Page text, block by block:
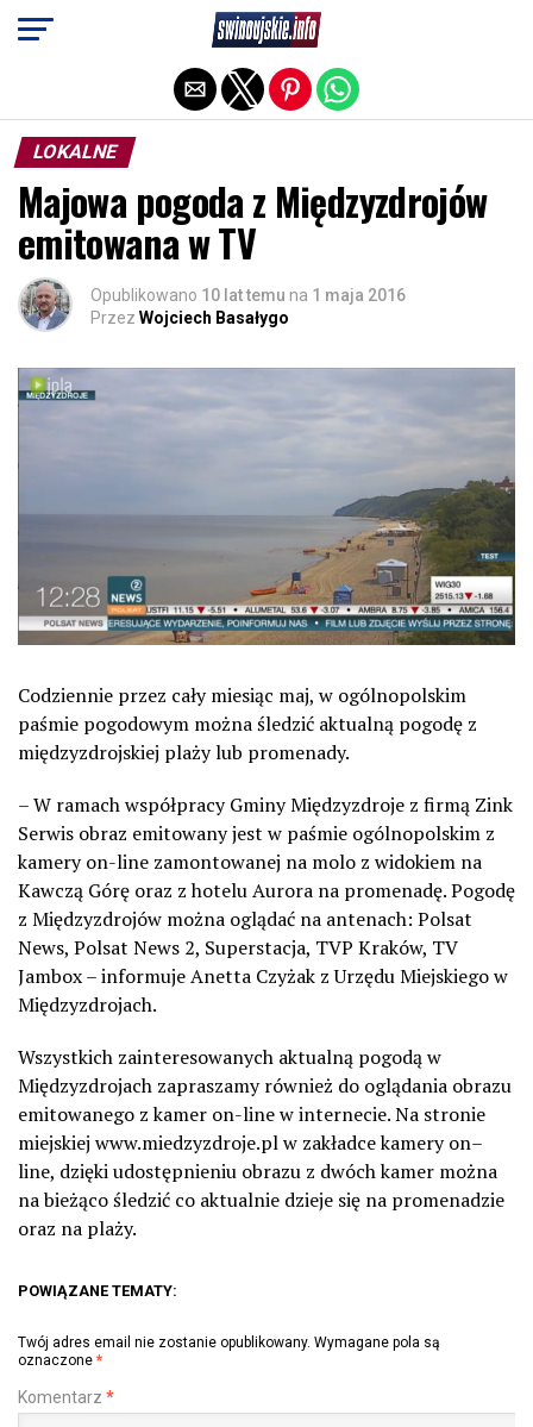
LOKALNE
Majowa pogoda z Międzyzdrojów
emitowana w TV
Opublikowano 10 lat temu na 1 maja 2016
Przez Wojciech Basałygo
Codziennie przez cały miesiąc maj, w ogólnopolskim
paśmie pogodowym można śledzić aktualną pogodę z
międzyzdrojskiej plaży lub promenady.
– W ramach współpracy Gminy Międzyzdroje z firmą Zink
Serwis obraz emitowany jest w paśmie ogólnopolskim z
kamery on-line zamontowanej na molo z widokiem na
Kawczą Górę oraz z hotelu Aurora na promenadę. Pogodę
z Międzyzdrojów można oglądać na antenach: Polsat
News, Polsat News 2, Superstacja, TVP Kraków, TV
Jambox – informuje Anetta Czyżak z Urzędu Miejskiego w
Międzyzdrojach.
Wszystkich zainteresowanych aktualną pogodą w
Międzyzdrojach zapraszamy również do oglądania obrazu
emitowanego z kamer on-line w internecie. Na stronie
miejskiej www.miedzyzdroje.pl w zakładce kamery on–
line, dzięki udostępnieniu obrazu z dwóch kamer można
na bieżąco śledzić co aktualnie dzieje się na promenadzie
oraz na plaży.
POWIĄZANE TEMATY:
Twój adres email nie zostanie opublikowany. Wymagane pola są
oznaczone *
Komentarz *
Exit mobile version